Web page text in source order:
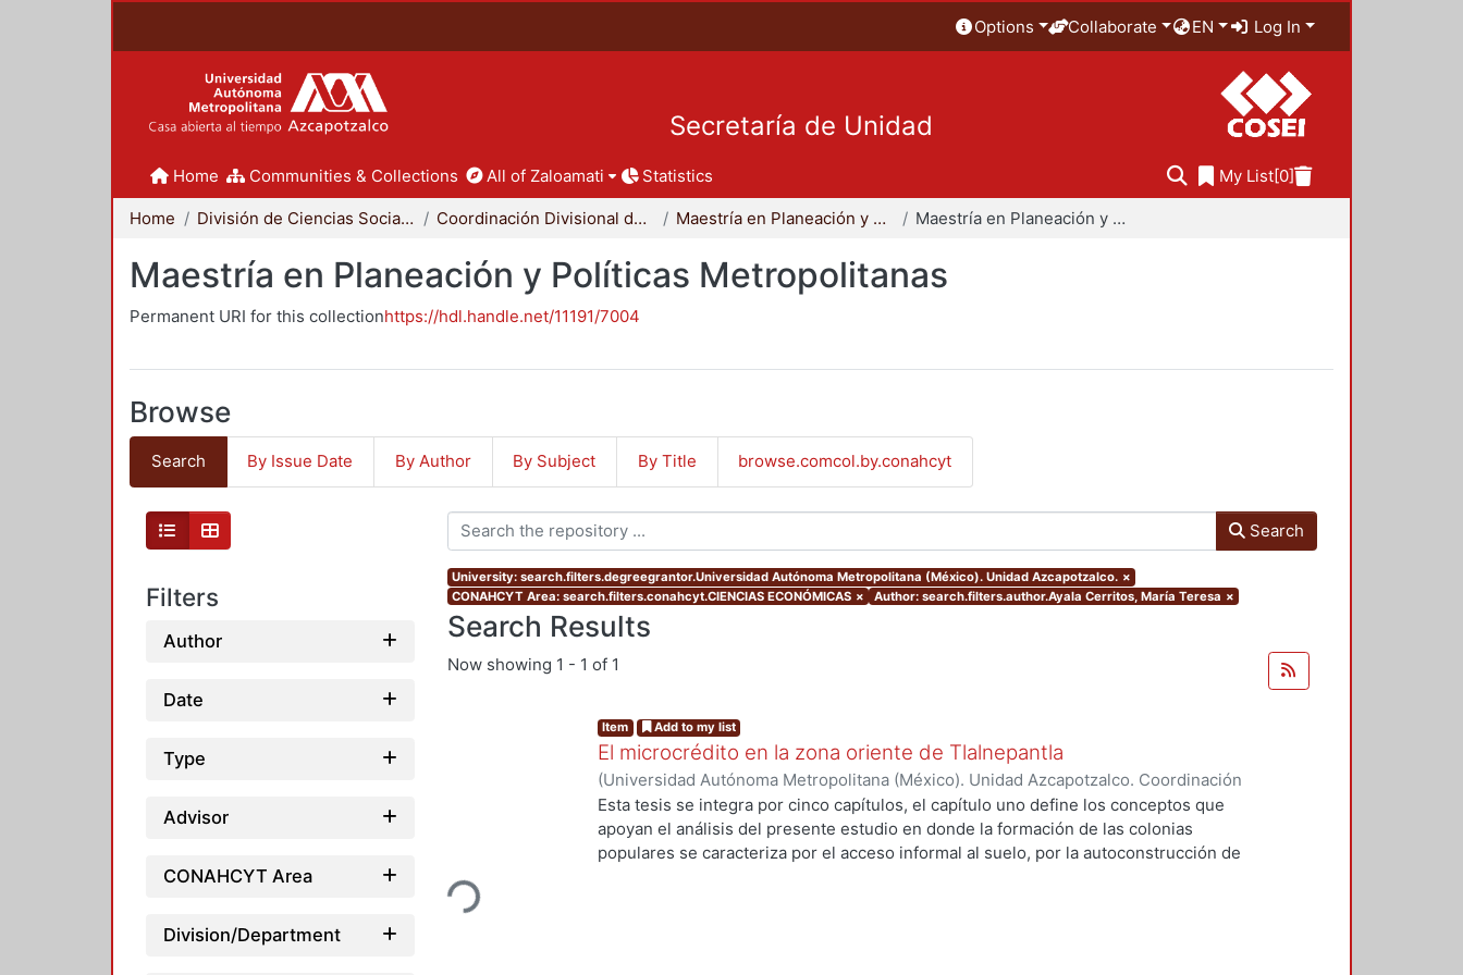
Options Collaborate EN Log In
Secretaría de Unidad
Home Communities & Collections All of Zaloamati Statistics My List[0]
Home División de Ciencias Sociales y Humanidades Coordinación Divisional de Posgrado Maestría en Planeación y Políticas Metropolitanas Maestría en Planeación y Políticas Metropolitanas
Maestría en Planeación y Políticas Metropolitanas
Permanent URI for this collectionhttps://hdl.handle.net/11191/7004
Browse
Search By Issue Date By Author By Subject By Title browse.comcol.by.conahcyt
Filters
Author
Date
Type
Advisor
CONAHCYT Area
Division/Department
Search
University: search.filters.degreegrantor.Universidad Autónoma Metropolitana (México). Unidad Azcapotzalco. ×
CONAHCYT Area: search.filters.conahcyt.CIENCIAS ECONÓMICAS × Author: search.filters.author.Ayala Cerritos, María Teresa ×
Search Results
Now showing 1 - 1 of 1
Loading...
Item Add to my list
El microcrédito en la zona oriente de Tlalnepantla
(Universidad Autónoma Metropolitana (México). Unidad Azcapotzalco. Coordinación
de Servicios de Información.,2022-08-19) Ayala Cerritos, María Teresa
Esta tesis se integra por cinco capítulos, el capítulo uno define los conceptos que
apoyan el análisis del presente estudio en donde la formación de las colonias
populares se caracteriza por el acceso informal al suelo, por la autoconstrucción de